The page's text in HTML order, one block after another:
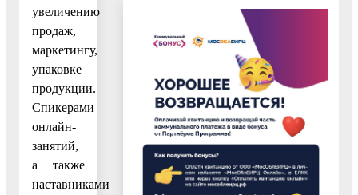
увеличению
продаж,
маркетингу,
упаковке
продукции.
Спикерами
онлайн-
занятий,
а также
наставниками